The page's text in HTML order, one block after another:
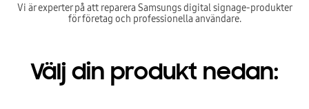
Vi är experter på att reparera Samsungs digital signage-produkter
för företag och professionella användare.
Välj din produkt nedan: